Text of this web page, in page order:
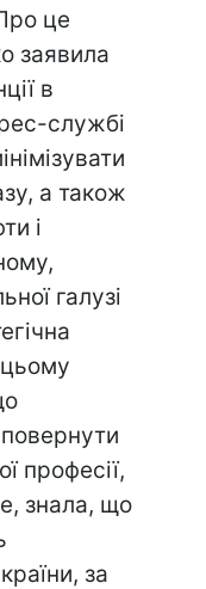
це
заявила
в
службі
а також
і
галузі
професії,
знала, що
за